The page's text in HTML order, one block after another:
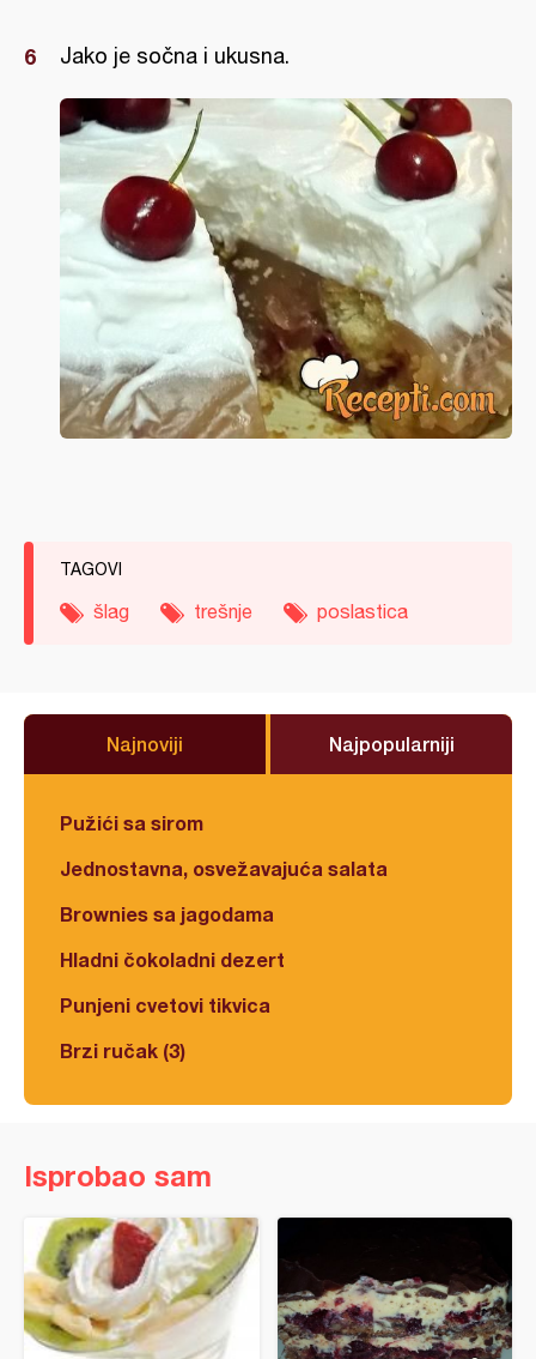
Jako je sočna i ukusna.
TAGOVI
šlag trešnje poslastica
Najnoviji Najpopularniji
Pužići sa sirom
Jednostavna, osvežavajuća salata
Brownies sa jagodama
Hladni čokoladni dezert
Punjeni cvetovi tikvica
Brzi ručak (3)
Isprobao sam